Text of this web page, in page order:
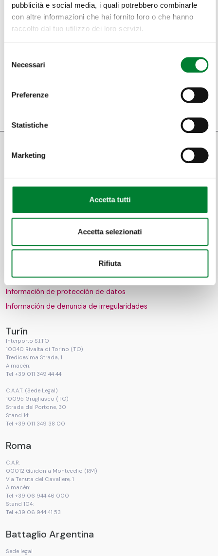
pubblicità e social media, i quali potrebbero combinarle
con altre informazioni che hai fornito loro o che hanno
raccolto dal tuo utilizzo dei loro servizi.
delNecessari
Preferenze
Statistiche
Marketing
Accetta tutti
Accetta selezionati
Rifiuta
Código ético
Modelo de organización
Información de protección de datos
Información de denuncia de irregularidades
Turín
Interporto S.I.TO
10040 Rivalta di Torino (TO)
Tredicesima Strada, 1
Almacén:
Tel +39 011 349 44 44
C.A.A.T. (Sede Legal)
10095 Grugliasco (TO)
Strada del Portone, 30
Stand 14:
Tel +39 011 349 38 00
Roma
C.A.R.
00012 Guidonia Montecelio (RM)
Via Tenuta del Cavaliere, 1
Almacén:
Tel +39 06 944 46 000
Stand 104:
Tel +39 06 944 41 53
Battaglio Argentina
Sede legal